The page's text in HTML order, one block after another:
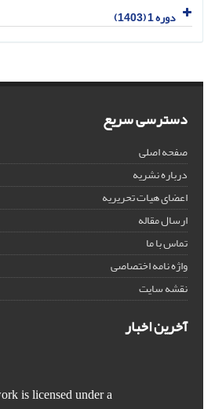
دوره 1 (1403)
دسترسی سریع
صفحه اصلی
درباره نشریه
اعضای هیات تحریریه
ارسال مقاله
تماس با ما
واژه نامه اختصاصی
نقشه سایت
آخرین اخبار
is licensed under a